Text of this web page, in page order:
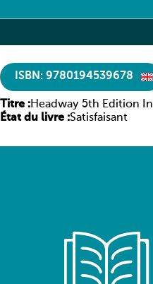
ISBN: 9780194539678
Titre :Headway 5th Edition
Workbook without key
État du livre :Satisfaisant